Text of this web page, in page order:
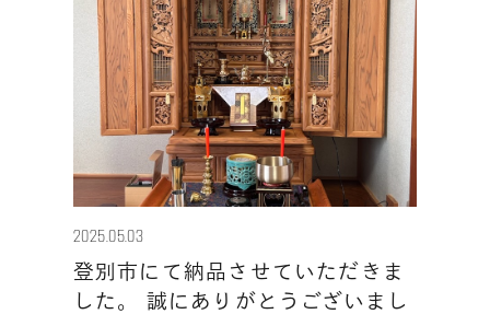
2025.05.03
登別市にて納品させていただきま
した。 誠にありがとうございまし